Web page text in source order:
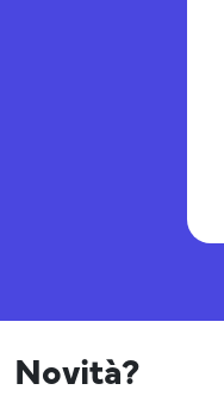
Novità?